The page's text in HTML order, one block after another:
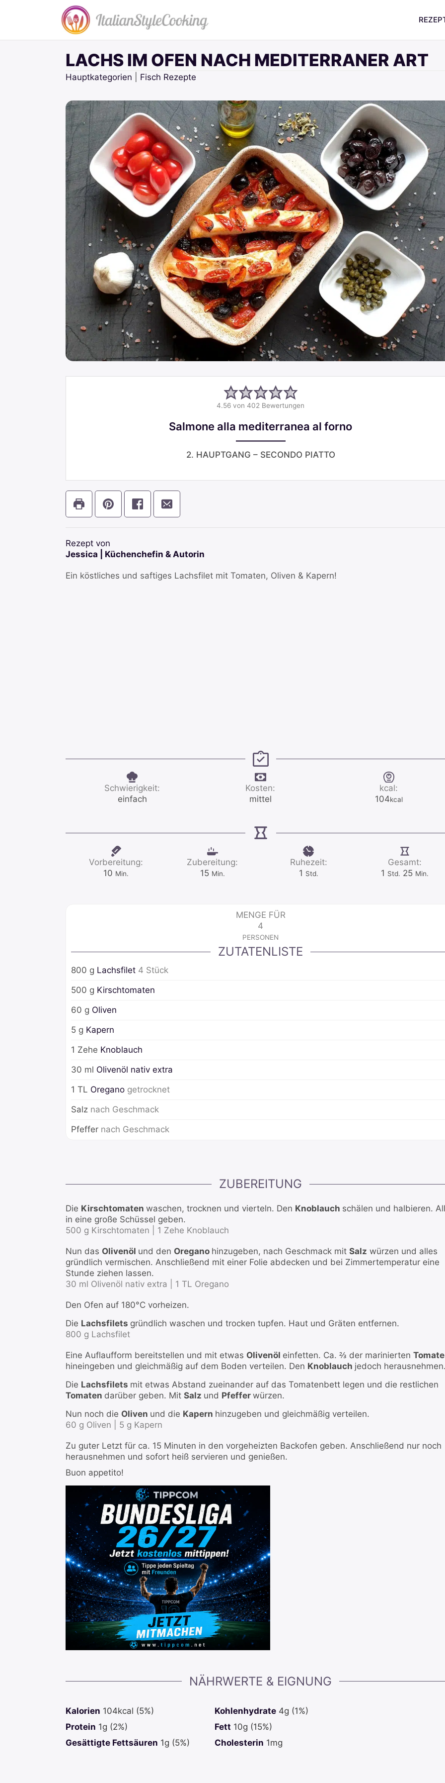
LACHS IM OFEN NACH MEDITERRANER ART
Hauptkategorien Fisch Rezepte
4.56 von 402 Bewertungen
Salmone alla mediterranea al forno
2. HAUPTGANG – SECONDO PIATTO
Rezept von
Jessica | Küchenchefin & Autorin
Ein köstliches und saftiges Lachsfilet mit Tomaten, Oliven & Kapern!
Schwierigkeit:
einfach
Kosten:
mittel
kcal:
104kcal
Vorbereitung:
10 Minuten
Min.
Zubereitung:
15Minuten
Min.
Ruhezeit:
1 Stunde
Std.
Gesamt:
1 Stunde
Std. 25Minuten
Min.
MENGE FÜR
4
PERSONEN
ZUTATENLISTE
800 g Lachsfilet 4 Stück
500 g Kirschtomaten
60 g Oliven
5 g Kapern
1 Zehe Knoblauch
30 ml Olivenöl nativ extra
1 TL Oregano getrocknet
Salz nach Geschmack
Pfeffer nach Geschmack
ZUBEREITUNG
Die Kirschtomaten waschen, trocknen und vierteln. Den Knoblauch schälen und halbieren.
in eine große Schüssel geben.
500 g Kirschtomaten |
1 Zehe Knoblauch
Nun das Olivenöl und den Oregano hinzugeben, nach Geschmack mit Salz würzen und alles
gründlich vermischen. Anschließend mit einer Folie abdecken und bei Zimmertemperatur eine
Stunde ziehen lassen.
30 ml Olivenöl nativ extra |
1 TL Oregano
Den Ofen auf 180°C vorheizen.
Die Lachsfilets gründlich waschen und trocken tupfen. Haut und Gräten entfernen.
800 g Lachsfilet
Eine Auflaufform bereitstellen und mit etwas Olivenöl einfetten. Ca. ⅔ der marinierten
hineingeben und gleichmäßig auf dem Boden verteilen. Den Knoblauch jedoch
Die Lachsfilets mit etwas Abstand zueinander auf das Tomatenbett legen und die restlichen
Tomaten darüber geben. Mit Salz und Pfeffer würzen.
Nun noch die Oliven und die Kapern hinzugeben und gleichmäßig verteilen.
60 g Oliven |
5 g Kapern
Zu guter Letzt für ca. 15 Minuten in den vorgeheizten Backofen geben. Anschließend nur noch
herausnehmen und sofort heiß servieren und genießen.
Buon appetito!
NÄHRWERTE & EIGNUNG
Kalorien 104kcal (5%) Kohlenhydrate 4g (1%)
Protein 1g (2%) Fett 10g (15%)
Gesättigte Fettsäuren 1g (5%) Cholesterin 1mg